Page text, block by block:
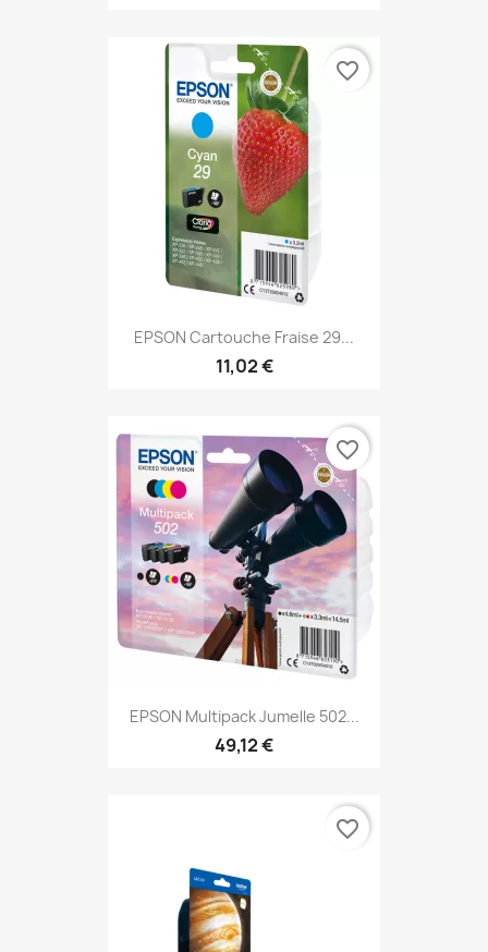
EPSON Cartouche Fraise 29...
11,02 €
favorite_border
EPSON Multipack Jumelle 502...
49,12 €
favorite_border
favorite_border